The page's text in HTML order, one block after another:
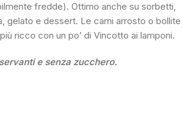
fredde). Ottimo anche su sorbetti,
gelato e dessert. Le carni arrosto o bollite
ricco con un po’ di Vincotto ai lamponi.
e senza zucchero.